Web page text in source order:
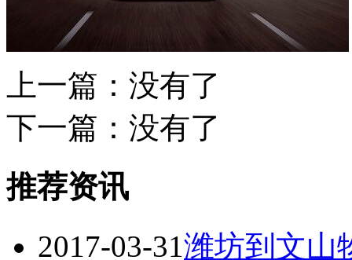
上一篇：没有了
下一篇：没有了
推荐资讯
2017-03-31潍坊到文山